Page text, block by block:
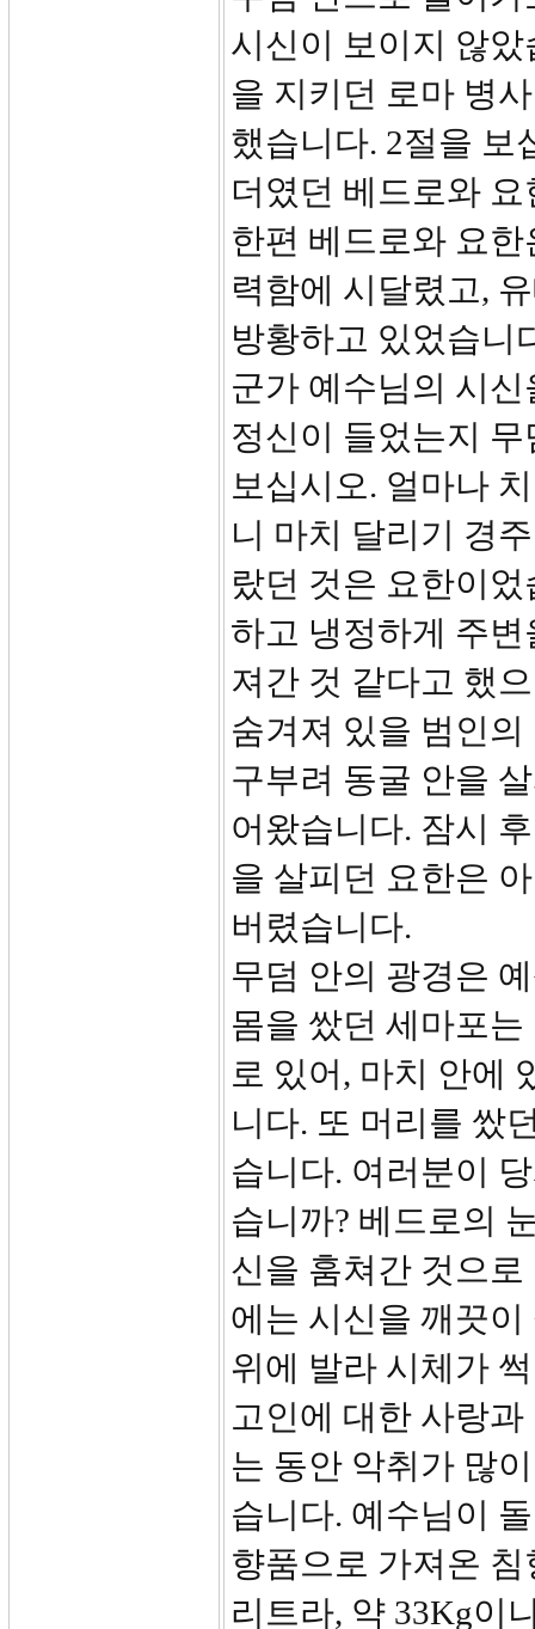
시신이 보이지 않
을 지키던 로마 병
했습니다. 2절을 보
더였던 베드로와
한편 베드로와 요
력함에 시달렸고,
방황하고 있었습니
군가 예수님의 시
정신이 들었는지
보십시오. 얼마나
니 마치 달리기 경
랐던 것은 요한이
하고 냉정하게 주
져간 것 같다고 했
숨겨져 있을 범인
구부려 동굴 안을
어왔습니다. 잠시
을 살피던 요한은
버렸습니다.
무덤 안의 광경은
몸을 쌌던 세마포
로 있어, 마치 안에
니다. 또 머리를 쌌
습니다. 여러분이
습니까? 베드로의
신을 훔쳐간 것으
에는 시신을 깨끗
위에 발라 시체가
고인에 대한 사랑
는 동안 악취가 많
습니다. 예수님이
향품으로 가져온
리트라, 약 33Kg이